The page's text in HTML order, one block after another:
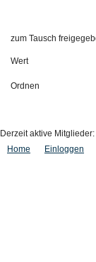
zum Tausch
Wert
Ordnen
Derzeit aktive Mitglieder:
Home
Einloggen